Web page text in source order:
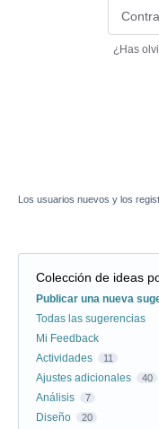
¿Has
Los usuarios nuevos y los
Colección de ideas
Categorías
Publicar una nueva
Todas las sugerencias
Mi Feedback
Actividades
11
Ajustes adicionales 40
Análisis 7
Diseño 20